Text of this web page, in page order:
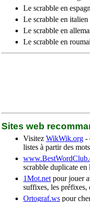
Le scrabble en
Le scrabble en
Le scrabble en
Le scrabble en
Sites web
Visitez WikWik.org -
listes à partir des
scrabble duplicate en
1Mot.net pour jouer
suffixes, les préfixes,
Ortograf.ws pour